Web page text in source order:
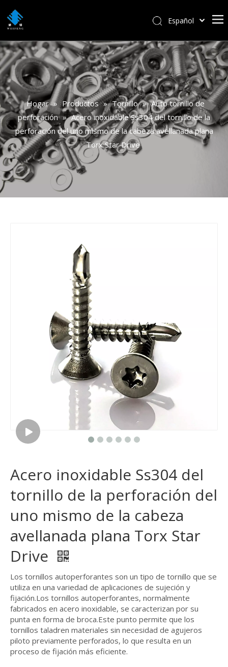
Español
हिन्दी
Italiano
Deutsch
Português
Pусский
Français
العربية
Hogar » Productos » Tornillo » Auto tornillo de
perforación » Acero inoxidable Ss304 del tornillo de la
perforación del uno mismo de la cabeza avellanada plana
Torx Star Drive
Acero inoxidable Ss304 del
tornillo de la perforación del
uno mismo de la cabeza
avellanada plana Torx Star
Drive
Los tornillos autoperforantes son un tipo de tornillo que se
utiliza en una variedad de aplicaciones de sujeción y
fijación.Los tornillos autoperforantes, normalmente
fabricados en acero inoxidable, se caracterizan por su
punta en forma de broca.Este punto permite que los
tornillos taladren materiales sin necesidad de agujeros
piloto previamente perforados, lo que resulta en un
proceso de fijación más eficiente.